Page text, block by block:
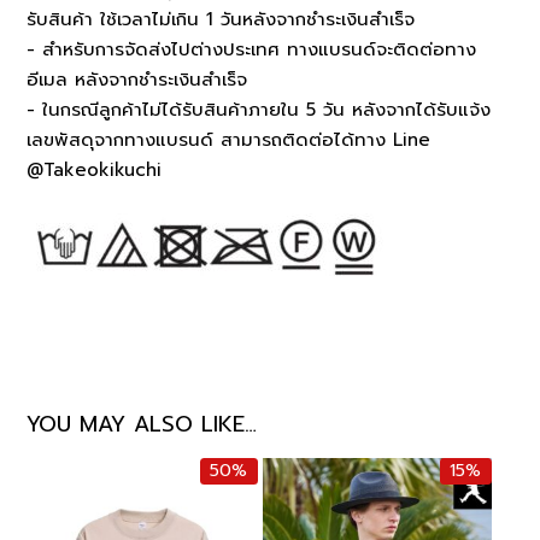
รับสินค้า ใช้เวลาไม่เกิน 1 วันหลังจากชำระเงินสำเร็จ
- สำหรับการจัดส่งไปต่างประเทศ ทางแบรนด์จะติดต่อทาง
อีเมล หลังจากชำระเงินสำเร็จ
- ในกรณีลูกค้าไม่ได้รับสินค้าภายใน 5 วัน หลังจากได้รับแจ้ง
เลขพัสดุจากทางแบรนด์ สามารถติดต่อได้ทาง Line
@Takeokikuchi
YOU MAY ALSO LIKE…
50% 15%